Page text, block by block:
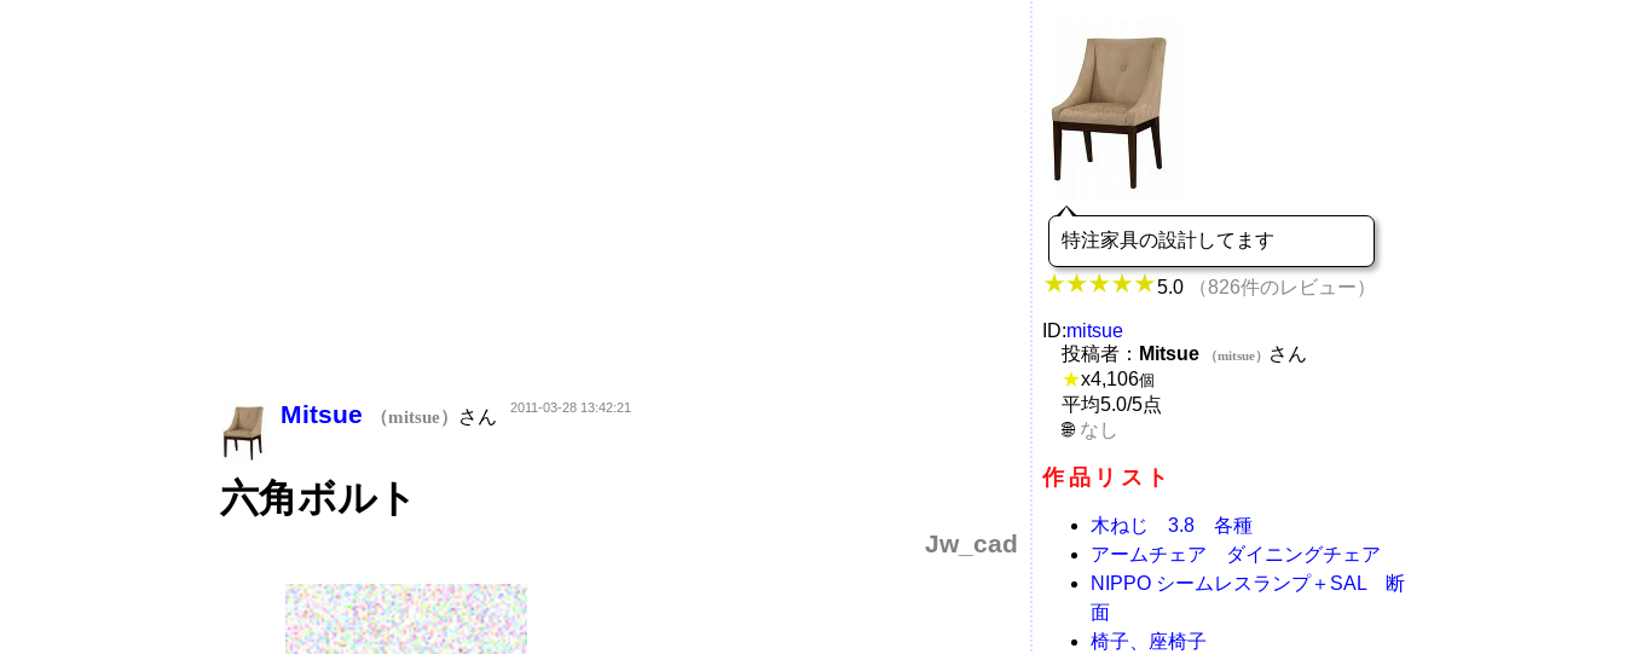
Mitsue （mitsue） さん 2011-03-28 13:42:21
六角ボルト
Jw_cad
特注家具の設計してます
5.0 （826件のレビュー）
ID:mitsue
投稿者： Mitsue （mitsue）
さん
★x4,106個
平均5.0/5点
なし
作品リスト
木ねじ 3.8 各種
アームチェア ダイニングチェア
NIPPO シームレスランプ＋SAL 断
面
椅子、座椅子